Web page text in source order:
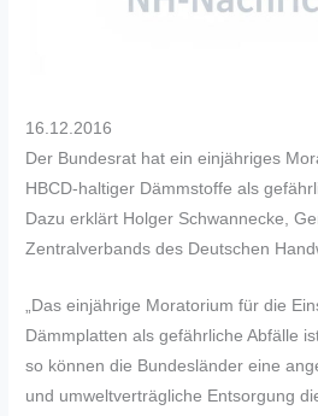
16.12.2016
Der Bundesrat hat ein einjähriges
HBCD-haltiger Dämmstoffe als
Dazu erklärt Holger Schwannecke,
Zentralverbands des Deutschen
„Das einjährige Moratorium für die
Dämmplatten als gefährliche Abfälle
so können die Bundesländer eine
und umweltverträgliche Entsorgung